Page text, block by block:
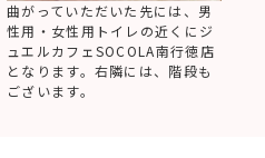
曲がっていただいた先には、男
性用・女性用トイレの近くにジ
ュエルカフェSOCOLA南行徳店
となります。右隣には、階段も
ございます。